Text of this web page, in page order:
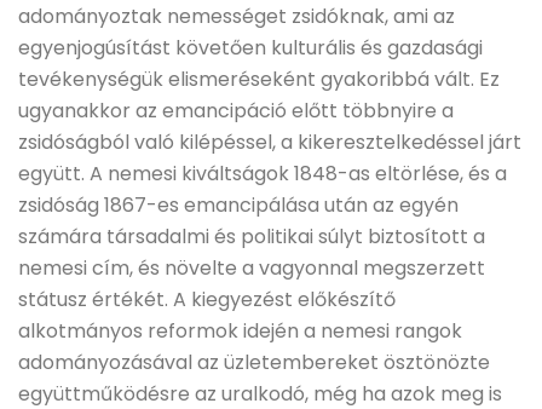
adományoztak nemességet zsidóknak, ami az
egyenjogúsítást követően kulturális és gazdasági
tevékenységük elismeréseként gyakoribbá vált. Ez
ugyanakkor az emancipáció előtt többnyire a
zsidóságból való kilépéssel, a kikeresztelkedéssel járt
együtt. A nemesi kiváltságok 1848-as eltörlése, és a
zsidóság 1867-es emancipálása után az egyén
számára társadalmi és politikai súlyt biztosított a
nemesi cím, és növelte a vagyonnal megszerzett
státusz értékét. A kiegyezést előkészítő
alkotmányos reformok idején a nemesi rangok
adományozásával az üzletembereket ösztönözte
együttműködésre az uralkodó, még ha azok meg is